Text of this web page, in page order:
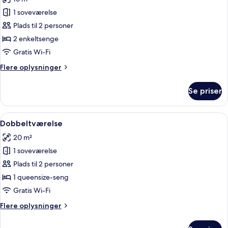
billeder
af
Duo
Twin
1 soveværelse
Plads til 2 personer
2 enkeltsenge
Gratis Wi-Fi
Flere oplysninger
Flere
Twin
Se priser
Indlæs
alle
billeder
af
Dobbeltværelse
Et hotelværelse med en stor seng,
6
Dobbeltværelse
20 m²
1 soveværelse
Plads til 2 personer
1 queensize-seng
Gratis Wi-Fi
Flere oplysninger
Flere